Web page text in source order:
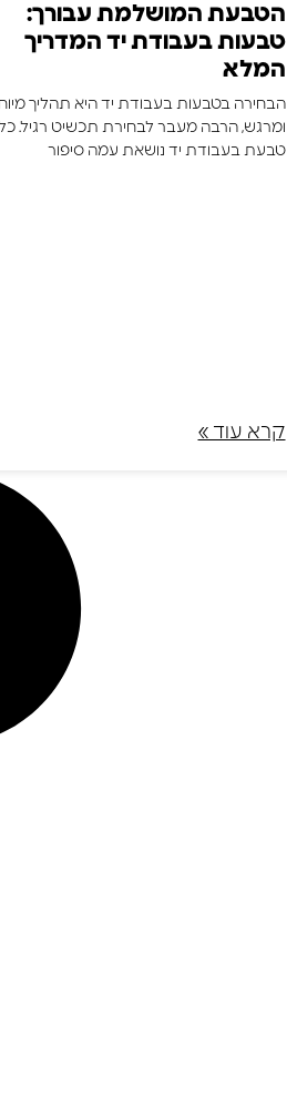
הטבעת המושלמת עבורך:
טבעות בעבודת יד המדריך
המלא
הבחירה בטבעות בעבודת יד היא תהליך
ומרגש, הרבה מעבר לבחירת תכשיט רגיל.
טבעת בעבודת יד נושאת עמה סיפור
קרא עוד »